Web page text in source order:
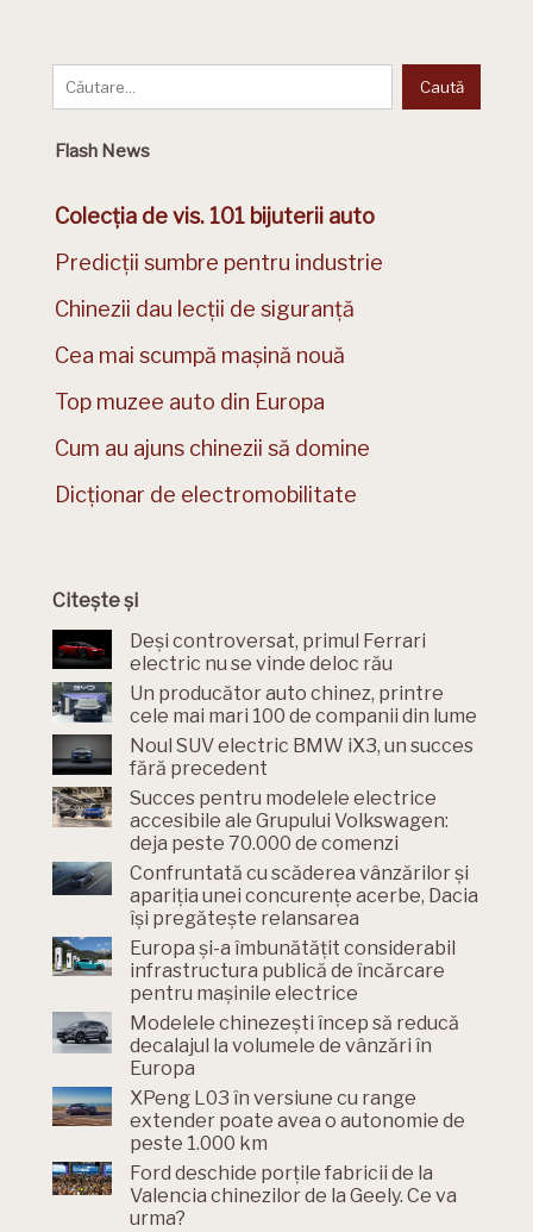
Flash News
Colecția de vis. 101 bijuterii auto
Predicții sumbre pentru industrie
Chinezii dau lecții de siguranță
Cea mai scumpă mașină nouă
Top muzee auto din Europa
Cum au ajuns chinezii să domine
Dicționar de electromobilitate
Citește și
Deși controversat, primul Ferrari
electric nu se vinde deloc rău
Un producător auto chinez, printre
cele mai mari 100 de companii din lume
Noul SUV electric BMW iX3, un succes
fără precedent
Succes pentru modelele electrice
accesibile ale Grupului Volkswagen:
deja peste 70.000 de comenzi
Confruntată cu scăderea vânzărilor și
apariția unei concurențe acerbe, Dacia
își pregătește relansarea
Europa și-a îmbunătățit considerabil
infrastructura publică de încărcare
pentru mașinile electrice
Modelele chinezești încep să reducă
decalajul la volumele de vânzări în
Europa
XPeng L03 în versiune cu range
extender poate avea o autonomie de
peste 1.000 km
Ford deschide porțile fabricii de la
Valencia chinezilor de la Geely. Ce va
urma?